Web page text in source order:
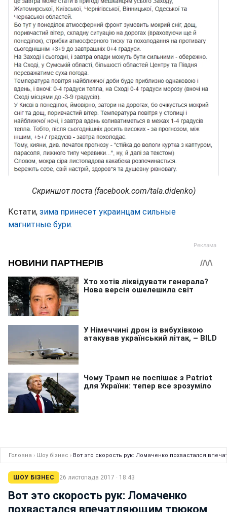
Скриншот поста (facebook.com/tala.didenko)
Кстати, зима принесет украинцам сильные
магнитные бури.
Головна › Шоу бізнес › Вот это скорость рук: Ломаченко похвастался
ШОУ БІЗНЕС 26 листопада 2017 · 18:43
Вот это скорость рук: Ломаченко
похвастался впечатляющим трюком